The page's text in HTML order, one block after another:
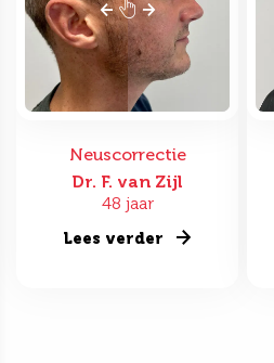
Neuscorrectie
Dr. F. van Zijl
48 jaar
Lees verder